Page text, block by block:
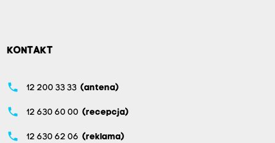
KONTAKT
phone 12 200 33 33 (antena)
phone 12 630 60 00 (recepcja)
phone 12 630 62 06 (reklama)